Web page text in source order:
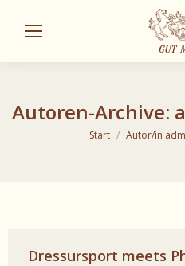
Autoren-Archive:
Sie befinden sich
Start Autor/in
Dressursport meets